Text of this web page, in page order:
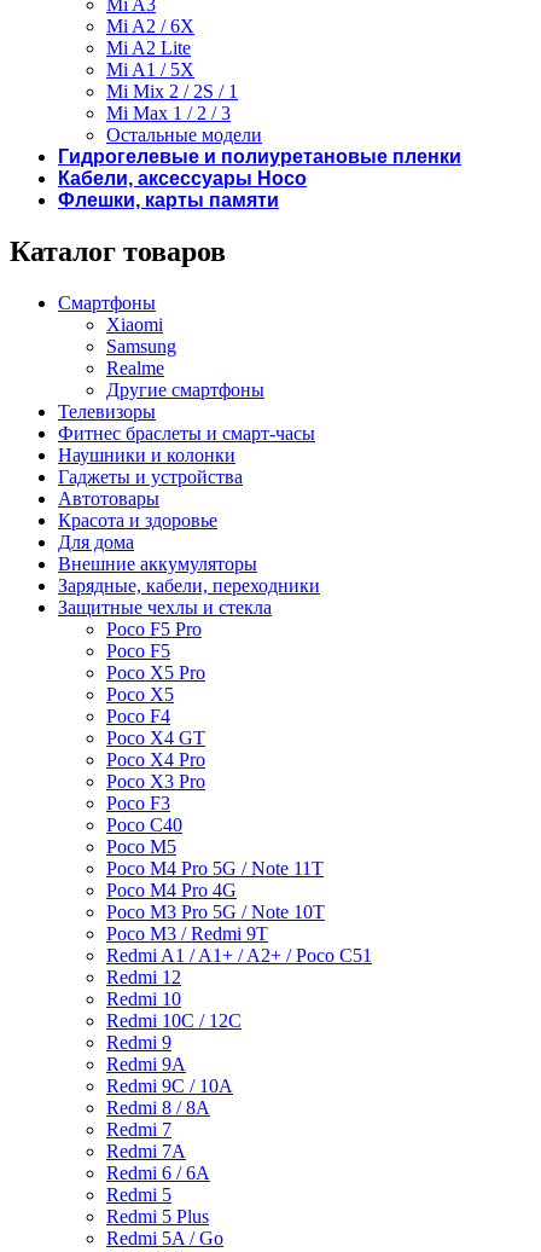
Mi A3
Mi A2 / 6X
Mi A2 Lite
Mi A1 / 5X
Mi Mix 2 / 2S / 1
Mi Max 1 / 2 / 3
Остальные модели
Гидрогелевые и полиуретановые пленки
Кабели, аксессуары Hoco
Флешки, карты памяти
Каталог товаров
Смартфоны
Xiaomi
Samsung
Realme
Другие смартфоны
Телевизоры
Фитнес браслеты и смарт-часы
Наушники и колонки
Гаджеты и устройства
Автотовары
Красота и здоровье
Для дома
Внешние аккумуляторы
Зарядные, кабели, переходники
Защитные чехлы и стекла
Poco F5 Pro
Poco F5
Poco X5 Pro
Poco X5
Poco F4
Poco X4 GT
Poco X4 Pro
Poco X3 Pro
Poco F3
Poco C40
Poco M5
Poco M4 Pro 5G / Note 11T
Poco M4 Pro 4G
Poco M3 Pro 5G / Note 10T
Poco M3 / Redmi 9T
Redmi A1 / A1+ / A2+ / Poco C51
Redmi 12
Redmi 10
Redmi 10C / 12C
Redmi 9
Redmi 9A
Redmi 9C / 10A
Redmi 8 / 8A
Redmi 7
Redmi 7A
Redmi 6 / 6A
Redmi 5
Redmi 5 Plus
Redmi 5A / Go